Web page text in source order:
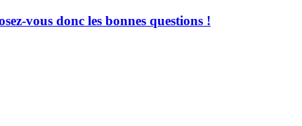
vous donc les bonnes questions !